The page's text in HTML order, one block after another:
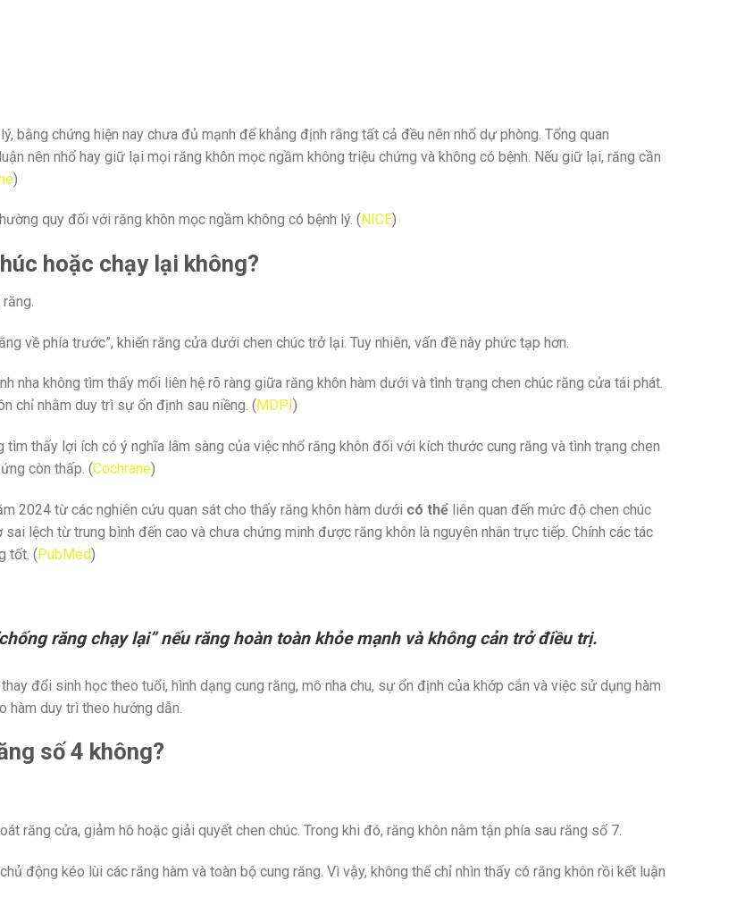
bằng chứng hiện nay chưa đủ mạnh để khẳng định rằng tất cả đều nên nhổ dự phòng. Tổng quan
nên nhổ hay giữ lại mọi răng khôn mọc ngầm không triệu chứng và không có bệnh. Nếu giữ lại, răng cần
)
quy đối với răng khôn mọc ngầm không có bệnh lý. ( NICE)
hoặc chạy lại không?
về phía trước”, khiến răng cửa dưới chen chúc trở lại. Tuy nhiên, vấn đề này phức tạp hơn.
nha không tìm thấy mối liên hệ rõ ràng giữa răng khôn hàm dưới và tình trạng chen chúc răng cửa tái phát.
chỉ nhằm duy trì sự ổn định sau niềng. ( MDPI )
thấy lợi ích có ý nghĩa lâm sàng của việc nhổ răng khôn đối với kích thước cung răng và tình trạng chen
còn thấp. (Cochrane)
2024 từ các nghiên cứu quan sát cho thấy răng khôn hàm dưới có thể liên quan đến mức độ chen chúc
lệch từ trung bình đến cao và chưa chứng minh được răng khôn là nguyên nhân trực tiếp. Chính các tác
tốt. (PubMed)
răng chạy lại” nếu răng hoàn toàn khỏe mạnh và không cản trở điều trị.
đổi sinh học theo tuổi, hình dạng cung răng, mô nha chu, sự ổn định của khớp cắn và việc sử dụng hàm
hàm duy trì theo hướng dẫn.
số 4 không?
răng cửa, giảm hô hoặc giải quyết chen chúc. Trong khi đó, răng khôn nằm tận phía sau răng số 7.
động kéo lùi các răng hàm và toàn bộ cung răng. Vì vậy, không thể chỉ nhìn thấy có răng khôn rồi kết luận